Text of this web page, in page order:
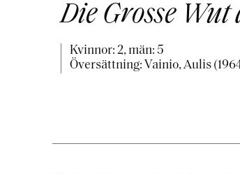
Die Grosse
Kvinnor: 2, män: 5
Översättning: Vainio, Aulis